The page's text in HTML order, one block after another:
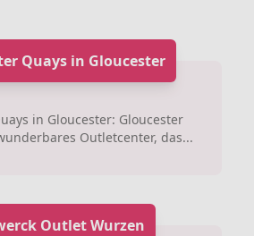
Quays in Gloucester
in Gloucester: Gloucester
Outletcenter, das...
Outlet Wurzen